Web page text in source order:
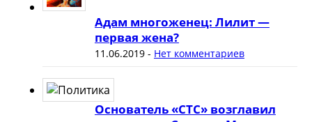
Адам многоженец: Лилит —
первая жена?
11.06.2019- Нет комментариев
Основатель «СТС» возглавил